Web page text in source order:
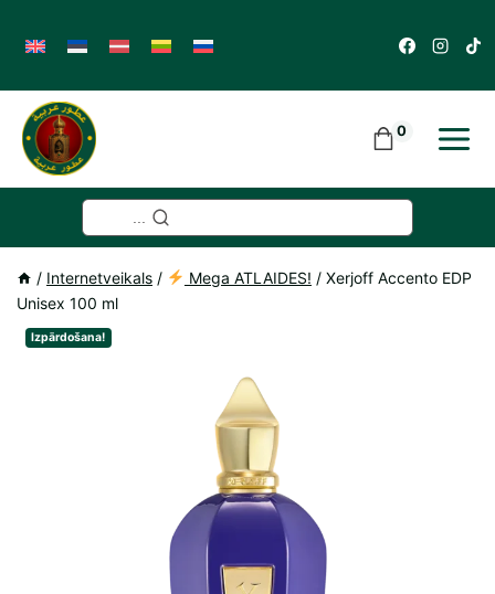
content
0
/ Internetveikals / Mega ATLAIDES! / Xerjoff Accento EDP
Unisex 100 ml
Izpārdošana!